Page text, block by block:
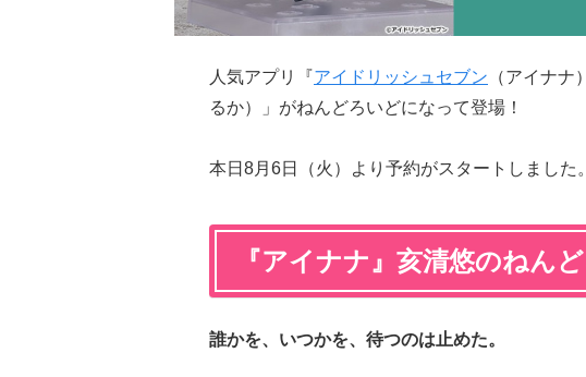
人気アプリ『アイドリッシュセブン （アイナ
るか）」がねんどろいどになって登場！
本日8月6日（火）より予約がスタートしました。
『アイナナ』亥清悠のねん
誰かを、いつかを、待つのは止めた。